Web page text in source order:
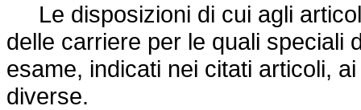
Le disposizioni di cui agli
delle carriere per le quali speciali
esame, indicati nei citati articoli,
diverse.